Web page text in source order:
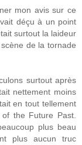
mon avis sur ce
déçu à un point
surtout la laideur
de la tornade
surtout après
nettement moins
en tout tellement
the Future Past.
plus beau
plus aucun truc